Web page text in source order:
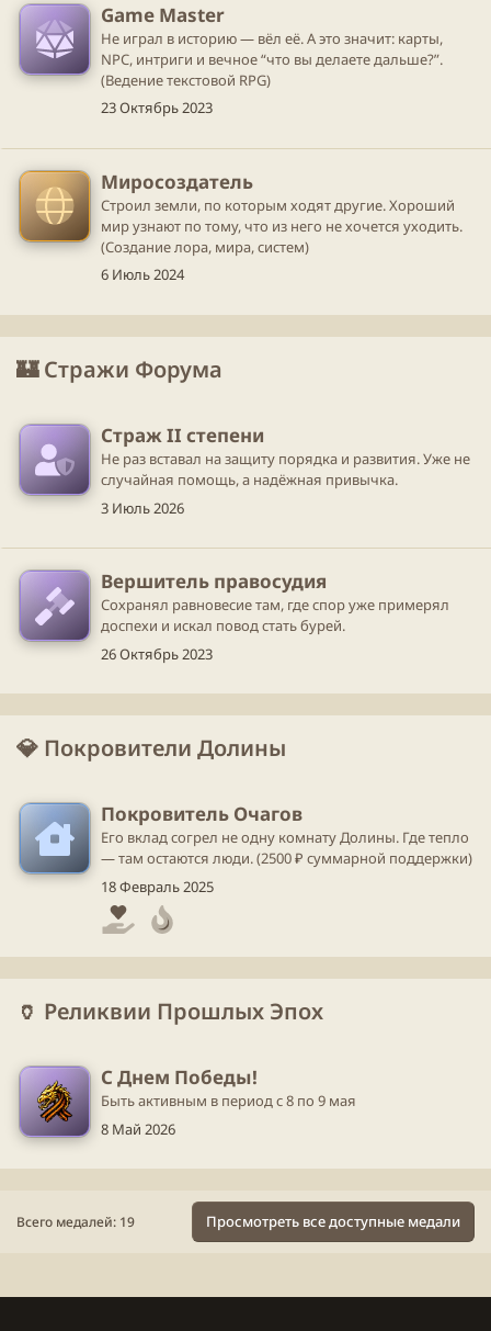
Game Master
Не играл в историю — вёл её. А это значит: карты,
NPC, интриги и вечное “что вы делаете дальше?”.
(Ведение текстовой RPG)
23 Октябрь 2023
Миросоздатель
Строил земли, по которым ходят другие. Хороший
мир узнают по тому, что из него не хочется уходить.
(Создание лора, мира, систем)
6 Июль 2024
🏰 Стражи Форума
Страж II степени
Не раз вставал на защиту порядка и развития. Уже не
случайная помощь, а надёжная привычка.
3 Июль 2026
Вершитель правосудия
Сохранял равновесие там, где спор уже примерял
доспехи и искал повод стать бурей.
26 Октябрь 2023
💎 Покровители Долины
Покровитель Очагов
Его вклад согрел не одну комнату Долины. Где тепло
— там остаются люди. (2500 ₽ суммарной поддержки)
18 Февраль 2025
🏺 Реликвии Прошлых Эпох
С Днем Победы!
Быть активным в период с 8 по 9 мая
8 Май 2026
Всего медалей: 19 Просмотреть все доступные медали